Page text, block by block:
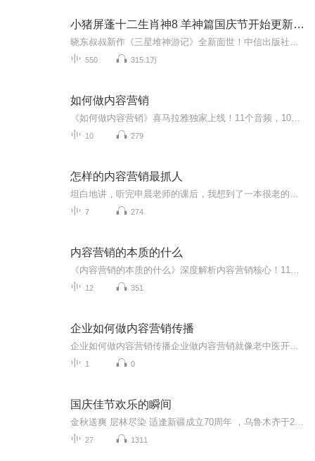
小猪屏蓬十二生肖神8 羊神篇国庆节开始更新啦！
550 315.1万
如何做内容营销
10 279
怎样的内容营销最抓人
7 274
内容营销的本质的什么
12 351
企业如何做内容营销传播
1 0
国庆佳节欢乐的瞬间
27 1311